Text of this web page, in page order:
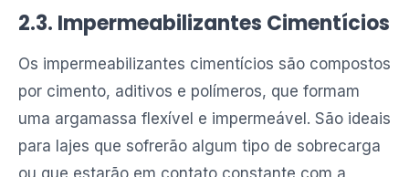
2.3. Impermeabilizantes Cimentícios
Os impermeabilizantes cimentícios são compostos
por cimento, aditivos e polímeros, que formam
uma argamassa flexível e impermeável. São ideais
para lajes que sofrerão algum tipo de sobrecarga
ou que estarão em contato constante com a